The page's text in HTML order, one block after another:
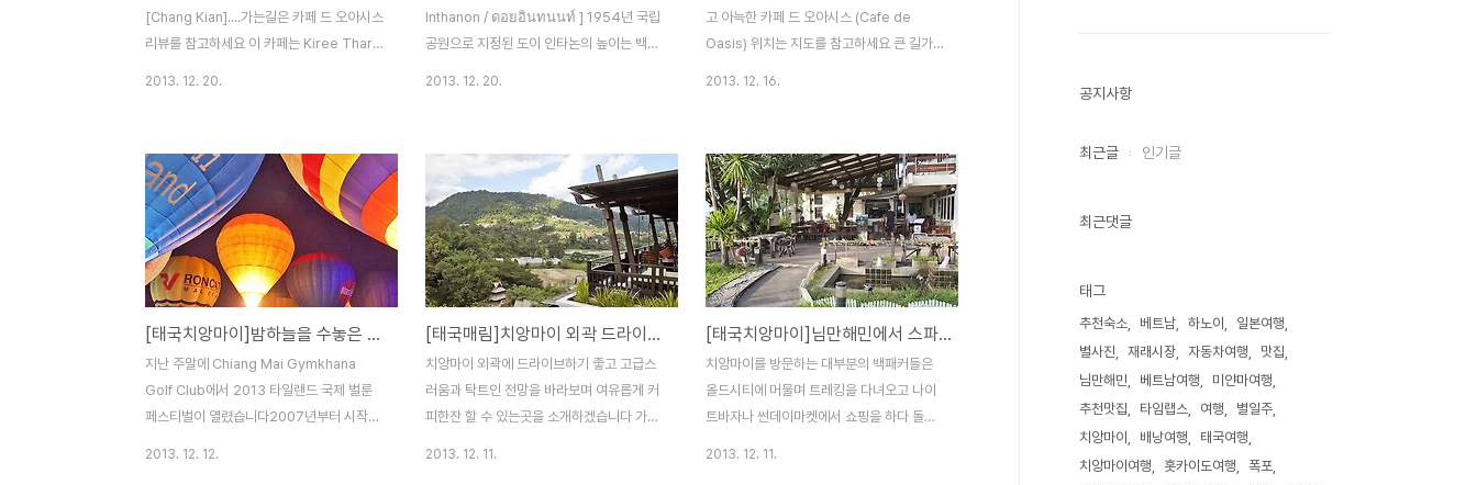
㎞정도 떨어져 있는 살라카페찾아가는 길은
지도를..
트내 동선이 아주 복잡하더라구요우선 왼쪽
길로 내려가 봅니..
페들이 생겨나고 있으며 주말이면 많은 태국
인들이 이곳으로 놀러가는데 특히 몬참 레스
[Chang Kian]....가는길은 카페 드 오아시스
리뷰를 참고하세요 이 카페는 Kiree Thara
테라스 형태로 이뤄진 카페는 실내에도 몇개
의 테이블 있습니다 실내보다는 딋뜰에 방가
로 형태로 되있는 자리가 아주 좋아보였는데
비가와서 조금 춥더라구요 뒷뜰의 잔디마당
자리도 좋지만 카페 길건너 호숫가 자리도 정
말 좋아 보였지만 비때문에.... 커피를 마시다
리조트를 둘러봤는데 수영장이 있더라구요
Kiree Thara Boutique Resort의 숙박료
는 대략 1,700바트정도 하더군요커피..
2013. 12. 20.
Inthanon / ดอยอินทนนท์ ] 1954년 국립
공원으로 지정된 도이 인타논의 높이는 백두
를 이용했을 경우에 해당되고 걸어서 오른다
면 상당히 힘들겠죠^^ 치앙마이의 겨울은 아
주 시원한 우리나라의 가을 날씨정도 되지만
도이 인타논은 상황이 많이 다르답니다이번
에 갔던 도이 인타논의 새벽 온도가 영하 2도
까지 떨어지고 서리가 내릴 정도이니 별을 보
거나 일출을 보러 갈 경우에는 추위에 대비를
꼭 해야합니다태국에서 서리를 처음 봤는데
태국인들도 많이 신기한듯 차를 세워서 사진
찍느라 정신..
2013. 12. 20.
고 아늑한 카페 드 오아시스 (Cafe de
Oasis) 위치는 지도를 참고하세요 큰 길가에
꽃들이 흐드러지게.... 마당끝에 흡연이 가능
한 원두막(?) 테이블도 마련되있습니다 카페
에 들어와서 가장 먼저 눈에 들어온건 코발트
블루로 포인트를 준 벽이었습니다 카페이름
을 카페 드 블루라고 해도 괜찮았을듯 싶네요
^^ 테라스에도 테이블이 놓여 있어서 답답함
을 느끼는분들은 이곳에 커피한잔 카페 뒷쪽
에 마련된 화장실 가는길은 마치 밀림에서 만
난 유적지 같은 분위를 풍기는군요 천창에서
은은하게 뿌려지는 빛을..
2013. 12. 16.
[태국치앙마이]밤하늘을 수놓은 수많은 열기구들의 축제 벌룬 페스티벌 / Thailand Balloon Festival 2013
지난 주말에 Chiang Mai Gymkhana
Golf Club에서 2013 타일랜드 국제 벌룬
페스티벌이 열렸습니다2007년부터 시작된
2013. 12. 12.
[태국매림]치앙마이 외곽 드라이브하고 고급스럽게 커피한잔 할 수 있는 팬바이맨 치앙마이 스파 리조트 / Panviman Chiangmai Spa Resort
치앙마이 외곽에 드라이브하기 좋고 고급스
러움과 탁트인 전망을 바라보며 여유롭게 커
피한잔 할 수 있는곳을 소개하겠습니다 가는
2013. 12. 11.
[태국치앙마이]님만해민에서 스파게티를 제대로 맛보고 싶다면 파스타 카페 / Pasta Cafe
치앙마이를 방문하는 대부분의 백패커들은
올드시티에 머물며 트레킹을 다녀오고 나이
트바자나 썬데이마켓에서 쇼핑을 하다 돌아
2013. 12. 11.
공지사항
최근글 인기글
최근댓글
태그
추천숙소 베트남 하노이
일본여행
별사진
재래시장 자동차여행
맛집
님만해민
베트남여행
미얀마여행
추천맛집
타임랩스 여행
별일주
치앙마이
배낭여행
태국여행
치앙마이여행
홋카이도여행
폭포